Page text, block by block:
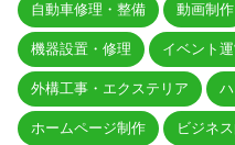
自動車修理・整備 動画制作
機器設置・修理 イベント
外構工事・エクステリア
ホームページ制作 ビジネ